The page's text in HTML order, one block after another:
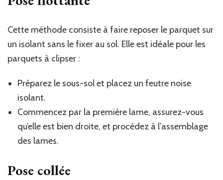
Cette méthode consiste à faire reposer le parquet sur
un isolant sans le fixer au sol. Elle est idéale pour les
parquets à clipser :
Préparez le sous-sol et placez un feutre noise
isolant.
Commencez par la première lame, assurez-vous
qu’elle est bien droite, et procédez à l’assemblage
des lames.
Pose collée